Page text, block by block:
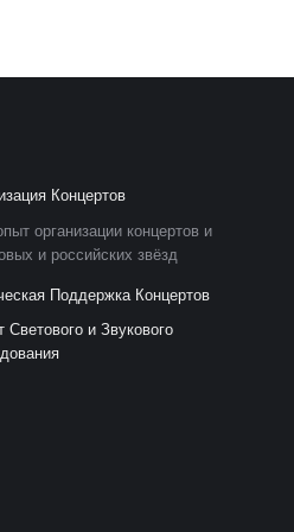
Концертов
организации концертов и
и российских звёзд
Поддержка Концертов
Светового и Звукового